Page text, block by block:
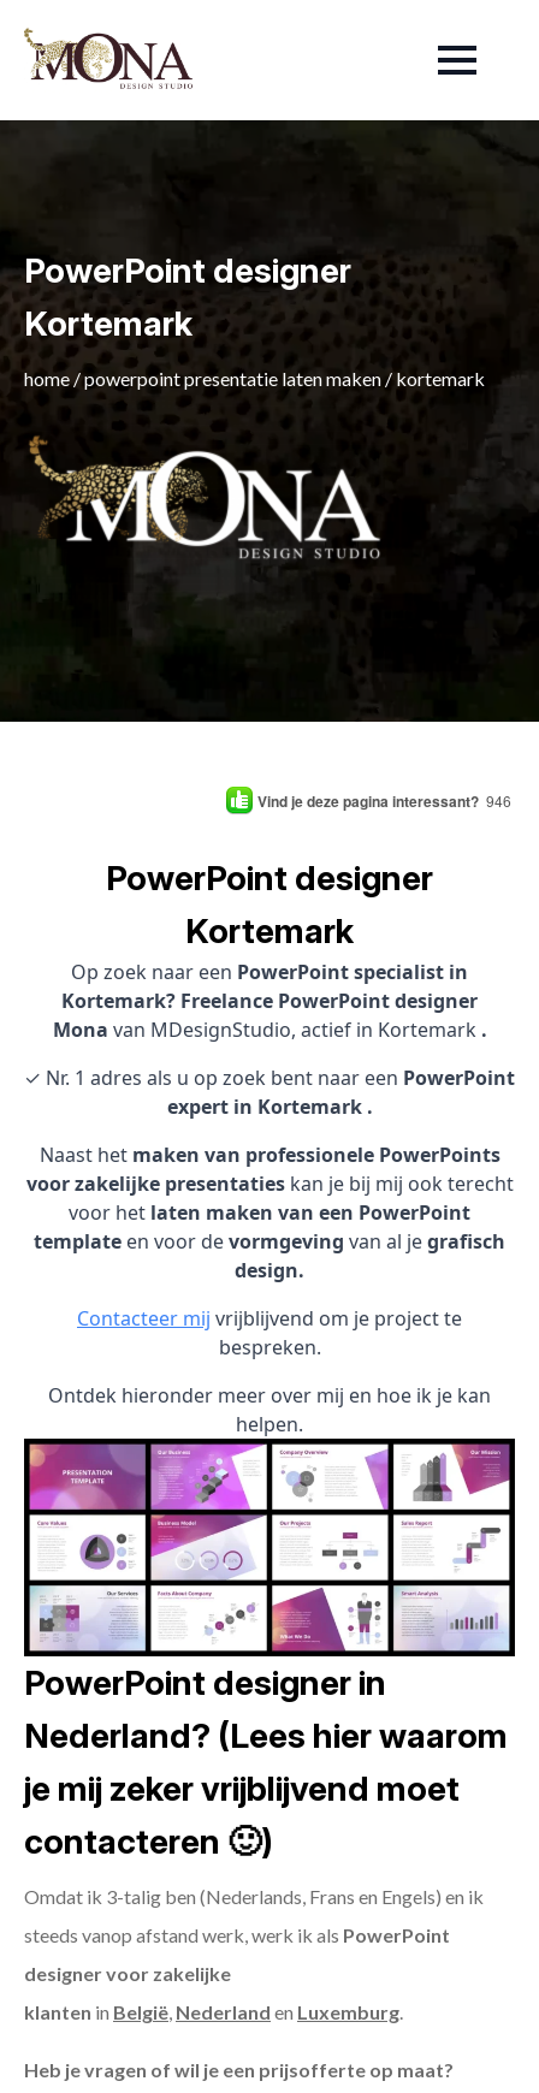
PowerPoint designer
Kortemark
home /powerpoint presentatie laten maken / kortemark
Vind je deze pagina interessant? 946
PowerPoint designer
Kortemark
Op zoek naar een PowerPoint specialist in
Kortemark? Freelance PowerPoint designer
Mona van MDesignStudio, actief in Kortemark .
✓ Nr. 1 adres als u op zoek bent naar een PowerPoint
expert in Kortemark .
Naast het maken van professionele PowerPoints
voor zakelijke presentatieskan je bij mij ook terecht
voor het laten maken van een PowerPoint
template en voor devormgeving van al jegrafisch
design.
Contacteer mij vrijblijvend om je project te
bespreken.
Ontdek hieronder meer over mij en hoe ik je kan
helpen.
PowerPoint designer in
Nederland? (Lees hier waarom
je mij zeker vrijblijvend moet
contacteren 🙂)
Omdat ik 3-talig ben (Nederlands, Frans en Engels) en ik
steeds vanop afstand werk, werk ik als PowerPoint
designer voor zakelijke
klanten in België, Nederland en Luxemburg.
Heb je vragen of wil je een prijsofferte op maat?